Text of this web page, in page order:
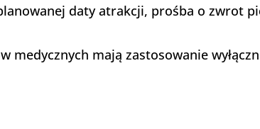
daty atrakcji, prośba o zwrot
medycznych mają zastosowanie